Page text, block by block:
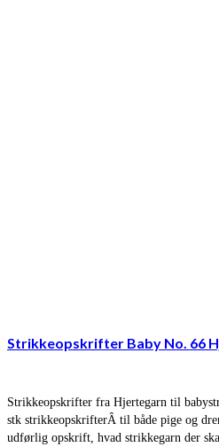
Strikkeopskrifter Baby No. 66
Strikkeopskrifter fra Hjertegarn til
stk strikkeopskrifterÂ til både pige og
udførlig opskrift, hvad strikkegarn der